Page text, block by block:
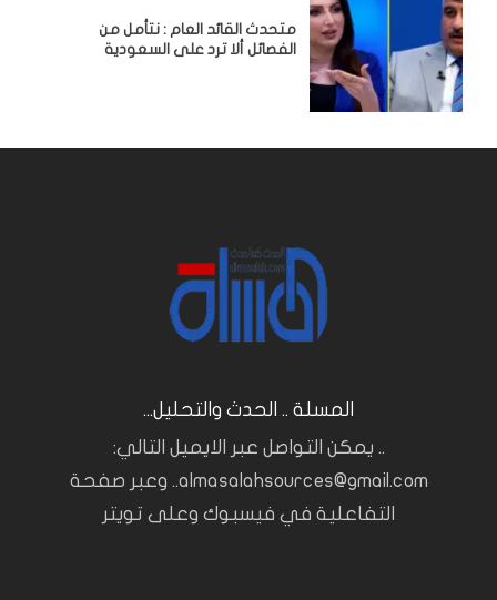
متحدث القائد العام : نتأمل من
الفصائل ألا ترد على السعودية
المسلة .. الحدث والتحليل...
.. يمكن التواصل عبر الايميل التالي:
almasalahsources@gmail.com.. وعبر صفحة
التفاعلية في فيسبوك وعلى تويتر